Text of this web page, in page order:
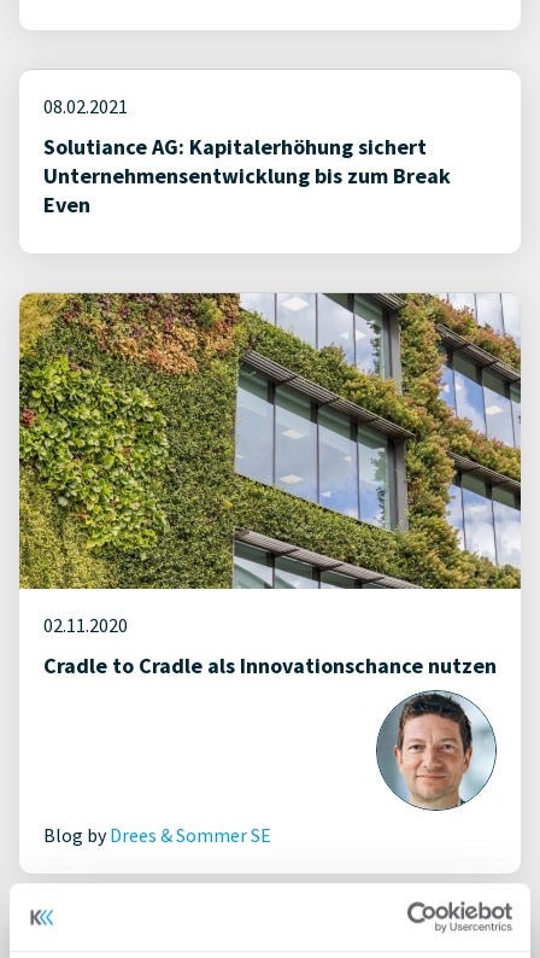
08.02.2021
Solutiance AG: Kapitalerhöhung sichert
Unternehmensentwicklung bis zum Break
Even
02.11.2020
Cradle to Cradle als Innovationschance nutzen
Blog byDrees & Sommer SE